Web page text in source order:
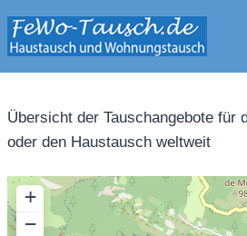
Inhalt
springen
Übersicht der Tauschangebote für
oder den Haustausch weltweit
+
−